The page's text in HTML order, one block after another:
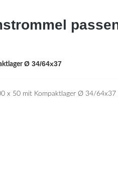
Ø 34/64x37
x 50 mit Kompaktlager Ø 34/64x37